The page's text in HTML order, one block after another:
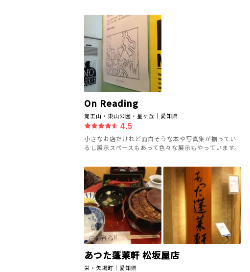
On Reading
覚王山・東山公園・星ヶ丘｜愛知県
4.5
小さなお店だけれど面白そうな本や写真集が揃ってい
るし展示スペースもあって色々な展示もやっています。
あつた蓬莱軒 松坂屋店
栄・矢場町｜愛知県